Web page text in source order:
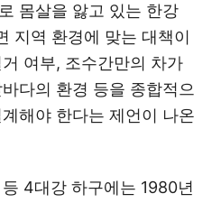
몸살을 앓고 있는 한강
지역 환경에 맞는 대책이
여부, 조수간만의 차가
다의 환경 등을 종합적으
해야 한다는 제언이 나온
등 4대강 하구에는 1980년